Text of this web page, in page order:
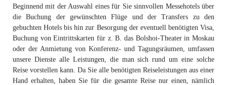
Beginnend mit der Auswahl eines für Sie sinnvollen Messehotels über
die Buchung der gewünschten Flüge und der Transfers zu den
gebuchten Hotels bis hin zur Besorgung der eventuell benötigten Visa,
Buchung von Eintrittskarten für z. B. das Bolshoi-Theater in Moskau
oder der Anmietung von Konferenz- und Tagungsräumen, umfassen
unsere Dienste alle Leistungen, die man sich rund um eine solche
Reise vorstellen kann. Da Sie alle benötigten Reiseleistungen aus einer
Hand erhalten, haben Sie für die gesamte Reise nur einen, nämlich